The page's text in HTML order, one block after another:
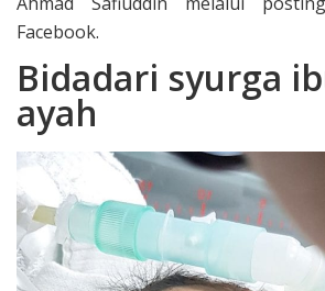
Facebook.
Bidadari syurga
ayah